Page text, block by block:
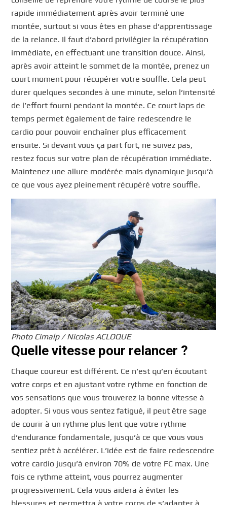
rapide immédiatement après avoir terminé une
montée, surtout si vous êtes en phase d’apprentissage
de la relance. Il faut d’abord privilégier la récupération
immédiate, en effectuant une transition douce. Ainsi,
après avoir atteint le sommet de la montée, prenez un
court moment pour récupérer votre souffle. Cela peut
durer quelques secondes à une minute, selon l’intensité
de l’effort fourni pendant la montée. Ce court laps de
temps permet également de faire redescendre le
cardio pour pouvoir enchaîner plus efficacement
ensuite. Si devant vous ça part fort, ne suivez pas,
restez focus sur votre plan de récupération immédiate.
Maintenez une allure modérée mais dynamique jusqu’à
ce que vous ayez pleinement récupéré votre souffle.
Photo Cimalp / Nicolas ACLOQUE
Quelle vitesse pour relancer ?
Chaque coureur est différent. Ce n’est qu’en écoutant
votre corps et en ajustant votre rythme en fonction de
vos sensations que vous trouverez la bonne vitesse à
adopter. Si vous vous sentez fatigué, il peut être sage
de courir à un rythme plus lent que votre rythme
d’endurance fondamentale, jusqu’à ce que vous vous
sentiez prêt à accélérer. L’idée est de faire redescendre
votre cardio jusqu’à environ 70% de votre FC max. Une
fois ce rythme atteint, vous pourrez augmenter
progressivement. Cela vous aidera à éviter les